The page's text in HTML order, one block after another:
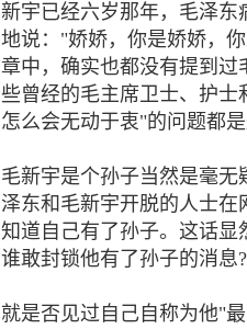
新宇已经六岁那年，毛泽东
地说："娇娇，你是娇娇，
章中，确实也都没有提到
些曾经的毛主席卫士、护士
怎么会无动于衷"的问题都是
毛新宇是个孙子当然是毫
泽东和毛新宇开脱的人士
知道自己有了孙子。这话显
谁敢封锁他有了孙子的消息?
就是否见过自己自称为他"